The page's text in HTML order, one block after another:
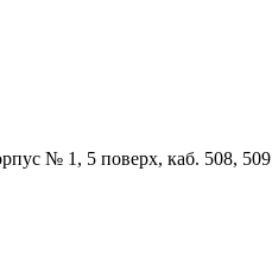
№ 1, 5 поверх, каб. 508, 509